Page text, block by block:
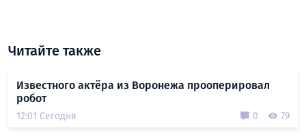
Читайте также
Известного актёра из Воронежа прооперировал
робот
12:01 Сегодня 0 79